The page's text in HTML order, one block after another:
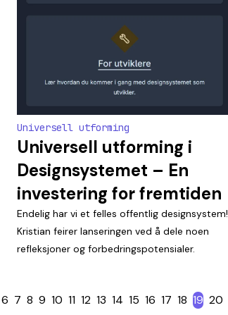
Universell utforming
Universell utforming i
Designsystemet – En
investering for fremtiden
Endelig har vi et felles offentlig designsystem!
Kristian feirer lanseringen ved å dele noen
refleksjoner og forbedringspotensialer.
6 7 8 9 10 11 12 13 14 15 16 17 18 19 20